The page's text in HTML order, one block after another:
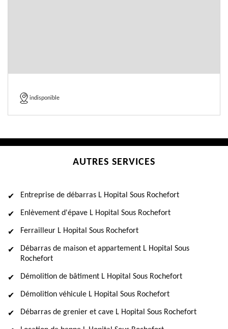
indisponible
AUTRES SERVICES
Entreprise de débarras L Hopital Sous Rochefort
Enlèvement d'épave L Hopital Sous Rochefort
Ferrailleur L Hopital Sous Rochefort
Débarras de maison et appartement L Hopital Sous
Rochefort
Démolition de bâtiment L Hopital Sous Rochefort
Démolition véhicule L Hopital Sous Rochefort
Débarras de grenier et cave L Hopital Sous Rochefort